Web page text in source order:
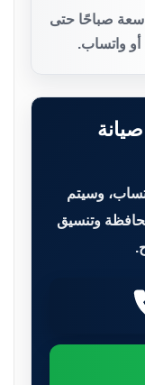
صباحًا حتى
أو واتساب.
وسيتم
وتنسيق